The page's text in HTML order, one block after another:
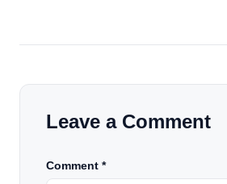
Leave a Comment
Comment *